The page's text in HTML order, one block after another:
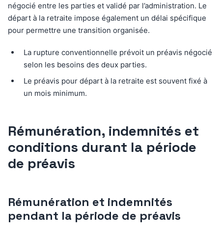
négocié entre les parties et validé par l’administration. Le
départ à la retraite impose également un délai spécifique
pour permettre une transition organisée.
La rupture conventionnelle prévoit un préavis négocié
selon les besoins des deux parties.
Le préavis pour départ à la retraite est souvent fixé à
un mois minimum.
Rémunération, indemnités et
conditions durant la période
de préavis
Rémunération et indemnités
pendant la période de préavis